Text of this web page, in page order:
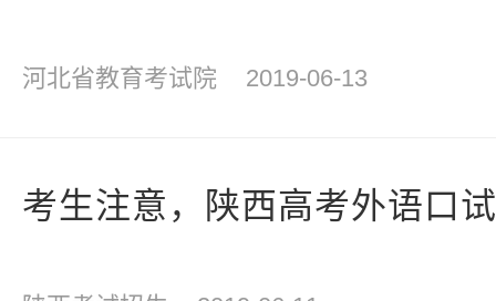
河北省教育考试院 2019-06-13
考生注意，陕西高考外语口